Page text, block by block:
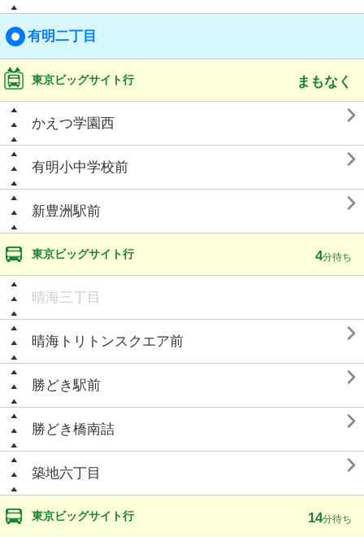
有明二丁目
東京ビッグサイト行 まもなく
かえつ学園西 
有明小中学校前 
新豊洲駅前 
東京ビッグサイト行 4分待ち
晴海三丁目
晴海トリトンスクエア前 
勝どき駅前 
勝どき橋南詰 
築地六丁目 
東京ビッグサイト行 14分待ち